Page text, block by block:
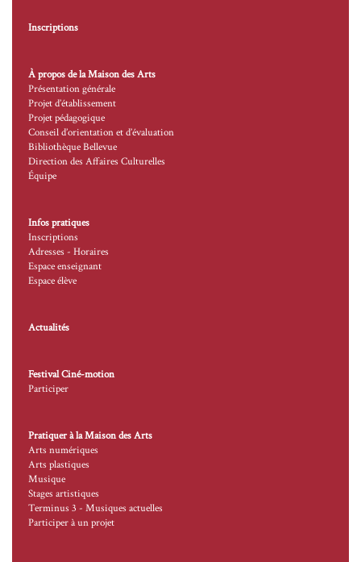
Inscriptions
À propos de la Maison des Arts
Présentation générale
Projet d’établissement
Projet pédagogique
Conseil d’orientation et d’évaluation
Bibliothèque Bellevue
Direction des Affaires Culturelles
Équipe
Infos pratiques
Inscriptions
Adresses - Horaires
Espace enseignant
Espace élève
Actualités
Festival Ciné-motion
Participer
Pratiquer à la Maison des Arts
Arts numériques
Arts plastiques
Musique
Stages artistiques
Terminus 3 - Musiques actuelles
Participer à un projet